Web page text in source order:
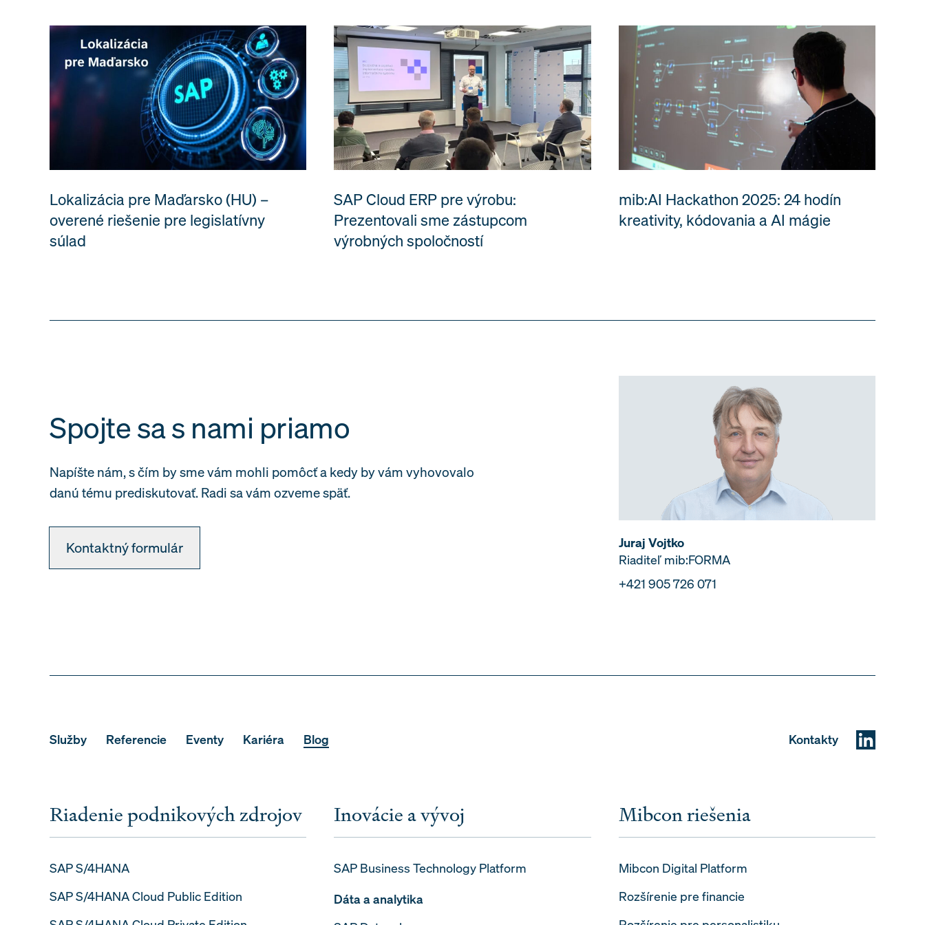
Lokalizácia pre Maďarsko (HU) –
overené riešenie pre legislatívny
súlad
SAP Cloud ERP pre výrobu:
Prezentovali sme zástupcom
výrobných spoločností
mib:AI Hackathon 2025: 24 hodín
kreativity, kódovania a AI mágie
Spojte sa s nami priamo
Napíšte nám, s čím by sme vám mohli pomôcť a kedy by vám vyhovovalo
danú tému prediskutovať. Radi sa vám ozveme späť.
Kontaktný formulár
Juraj Vojtko
Riaditeľ mib:FORMA
+421 905 726 071
Služby Referencie Eventy Kariéra Blog Kontakty
Riadenie podnikových zdrojov
SAP S/4HANA
SAP S/4HANA Cloud Public Edition
Inovácie a vývoj
SAP Business Technology Platform
Dáta a analytika
Mibcon riešenia
Mibcon Digital Platform
Rozšírenie pre financie